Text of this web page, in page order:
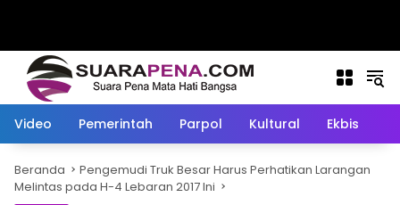
Video Pemerintah Parpol Kultural Ekbis
Beranda
Pengemudi Truk Besar Harus Perhatikan Larangan
Melintas pada H-4 Lebaran 2017 Ini